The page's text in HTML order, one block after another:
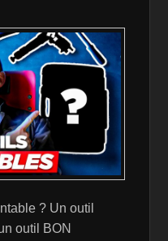
? Un outil
outil BON